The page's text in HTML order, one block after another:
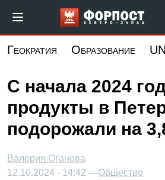
основному
Форпост
Геократия Образование
С начала 2024
продукты в
подорожали на
Валерия Оганова
12.10.2024 - 14:42 —Общество